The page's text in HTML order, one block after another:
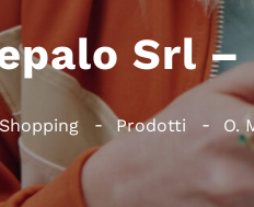
Srl
Prodotti O.